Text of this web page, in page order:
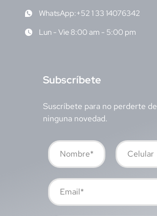
WhatsApp:+52 1 33 14076342
Lun - Vie 8:00 am - 5:00 pm
Subscríbete
Suscríbete para no perderte de
ninguna novedad.